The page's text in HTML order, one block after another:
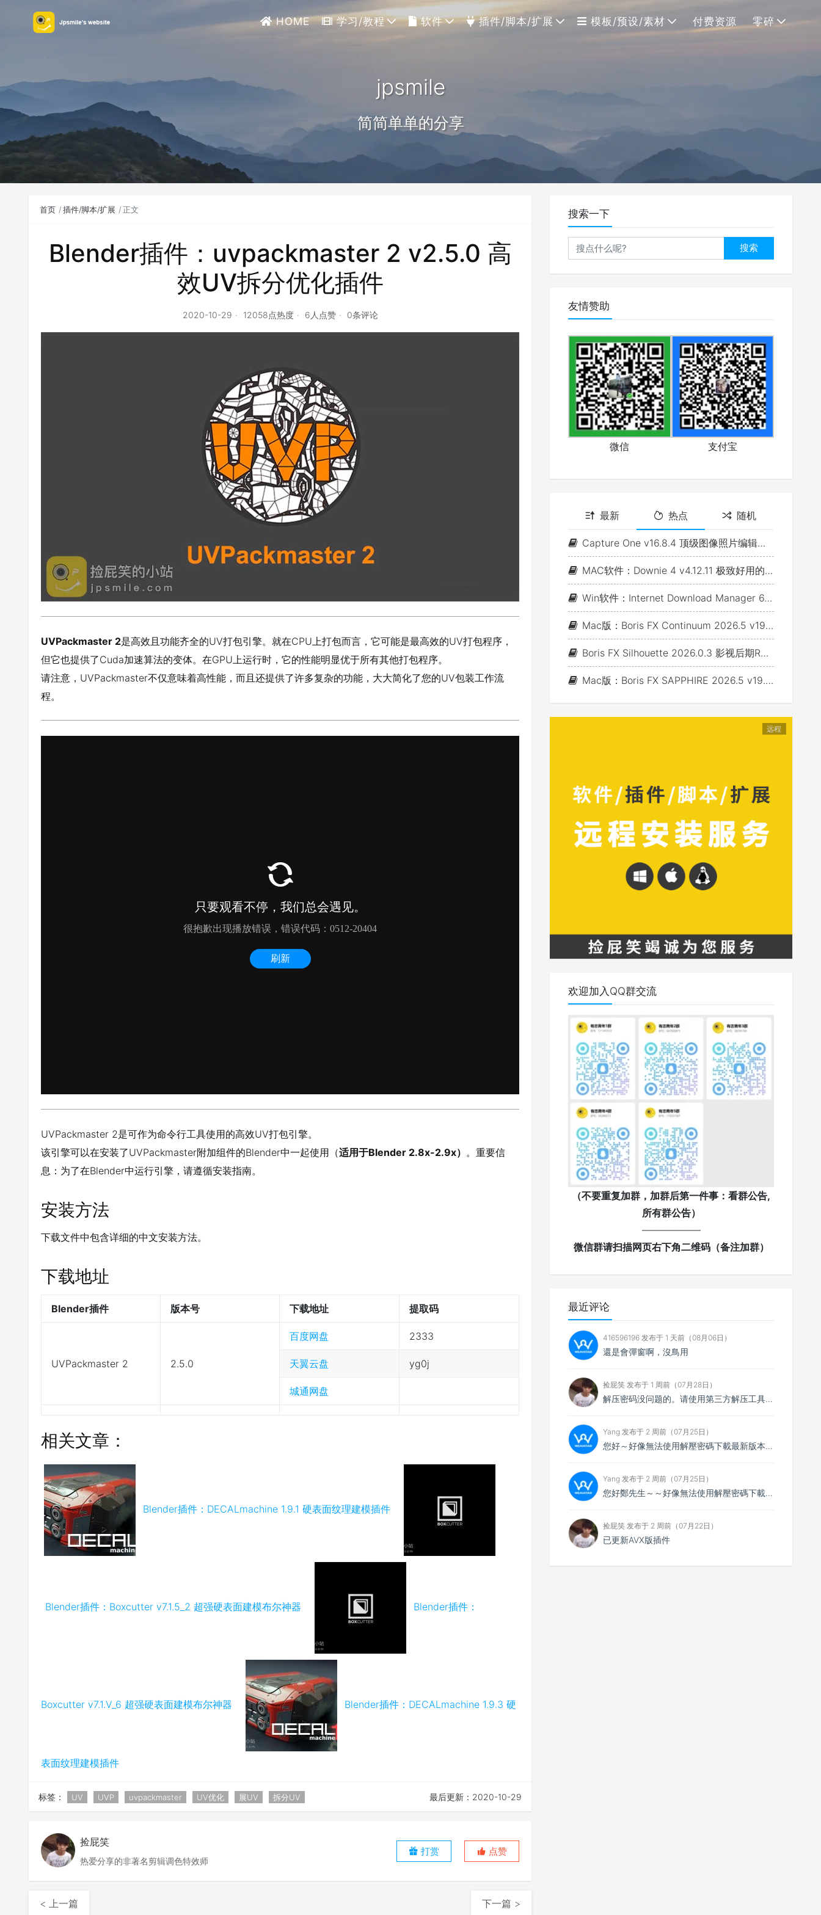
HOME 学习/教程 软件 插件/脚本/扩展 模板/预设/素材 付费资源 零碎
jpsmile
简简单单的分享
首页 插件/脚本/扩展 正文
Blender插件：uvpackmaster 2 v2.5.0 高
效UV拆分优化插件
2020-10-29 12058点热度 6人点赞 0条评论
UVPackmaster 2是高效且功能齐全的UV打包引擎。就在CPU上打包而言，它可能是最高效的UV打包程序，
但它也提供了Cuda加速算法的变体。在GPU上运行时，它的性能明显优于所有其他打包程序。
请注意，UVPackmaster不仅意味着高性能，而且还提供了许多复杂的功能，大大简化了您的UV包装工作流
程。
UVPackmaster 2是可作为命令行工具使用的高效UV打包引擎。
该引擎可以在安装了UVPackmaster附加组件的Blender中一起使用（适用于Blender 2.8x-2.9x） 。重要信
息：为了在Blender中运行引擎，请遵循安装指南。
安装方法
下载文件中包含详细的中文安装方法。
下载地址
Blender插件 版本号 下载地址 提取码
UVPackmaster 2 2.5.0
百度网盘 2333
天翼云盘 yg0j
城通网盘
相关文章：
Blender插件：DECALmachine 1.9.1 硬表面纹理建模插件
Blender插件：Boxcutter v7.1.5_2 超强硬表面建模布尔神器 Blender插件：
Boxcutter v7.1.V_6 超强硬表面建模布尔神器 Blender插件：DECALmachine 1.9.3 硬
表面纹理建模插件
标签： UV UVP uvpackmaster UV优化 展UV 拆分UV 最后更新：2020-10-29
捡屁笑
热爱分享的非著名剪辑调色特效师
打赏 点赞
< 上一篇 下一篇 >
搜索一下
搜索
友情赞助
微信 支付宝
最新 热点 随机
Capture One v16.8.4 顶级图像照片编辑软件(Win&Mac)
MAC软件：Downie 4 v4.12.11 极致好用的视频下载利器
Win软件：Internet Download Manager 6.43 Build 7 - 网络资源下载神器IDM_支持下载各类网站视音频
Mac版：Boris FX Continuum 2026.5 v19.5.4_BCC视频特效及转场套装 For AE/PR/FCP/Motion/Avid/OFX(Fusion/ Resolve/Nukex等)
Boris FX Silhouette 2026.0.3 影视后期Roto抠像Paint视效合成软件+Adobe/OFX插件 (Win&Mac&Linux)
Mac版：Boris FX SAPPHIRE 2026.5 v19.5 蓝宝石视效插件_For AE/PR/Avid/OFX(Nuke/Resolve/Fusion等)
远程
欢迎加入QQ群交流
（不要重复加群，加群后第一件事：看群公告,
所有群公告）
——————
微信群请扫描网页右下角二维码（备注加群）
最近评论
416596196 发布于 1 天前（08月06日）
還是會彈窗啊，沒鳥用
捡屁笑 发布于 1 周前（07月28日）
解压密码没问题的。请使用第三方解压工具解压，比如7zip
Yang 发布于 2 周前（07月25日）
您好～好像無法使用解壓密碼下載最新版本，想請您看看
Yang 发布于 2 周前（07月25日）
您好鄭先生～～好像無法使用解壓密碼下載最新的4.0.4版本，不知能否請你協助排除障礙～
捡屁笑 发布于 2 周前（07月22日）
已更新AVX版插件